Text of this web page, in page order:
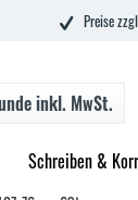
Preise
inkl. MwSt.
Schreiben &